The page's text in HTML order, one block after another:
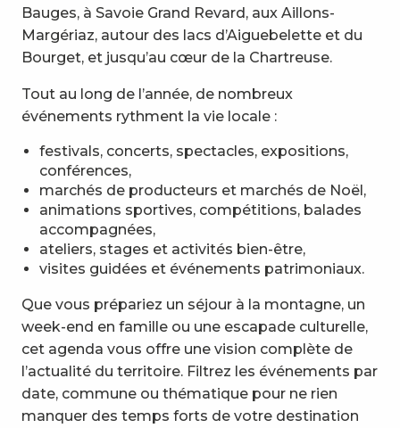
Bauges, à Savoie Grand Revard, aux Aillons-
Margériaz, autour des lacs d’Aiguebelette et du
Bourget, et jusqu’au cœur de la Chartreuse.
Tout au long de l’année, de nombreux
événements rythment la vie locale :
festivals, concerts, spectacles, expositions,
conférences,
marchés de producteurs et marchés de Noël,
animations sportives, compétitions, balades
accompagnées,
ateliers, stages et activités bien-être,
visites guidées et événements patrimoniaux.
Que vous prépariez un séjour à la montagne, un
week-end en famille ou une escapade culturelle,
cet agenda vous offre une vision complète de
l’actualité du territoire. Filtrez les événements par
date, commune ou thématique pour ne rien
manquer des temps forts de votre destination